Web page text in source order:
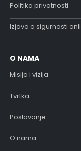
Politika privatnosti
Izjava o sigurnosti
O NAMA
Misija i vizija
Tvrtka
Poslovanje
O nama